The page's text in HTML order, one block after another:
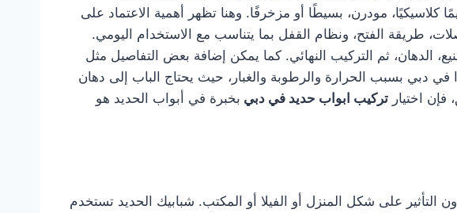
مودرن، بسيطًا أو مزخرفًا. وهنا تظهر أهمية الاعتماد على
طريقة الفتح، ونظام القفل بما يتناسب مع الاستخدام اليومي.
الدهان، ثم التركيب النهائي. كما يمكن إضافة بعض التفاصيل مثل
في دبي بسبب الحرارة والرطوبة والغبار، حيث يحتاج الباب إلى دهان
اختيار تركيب ابواب حديد في دبي بخبرة في أبواب الحديد هو
على شكل المنزل أو الفيلا أو المكتب. شبابيك الحديد تستخدم